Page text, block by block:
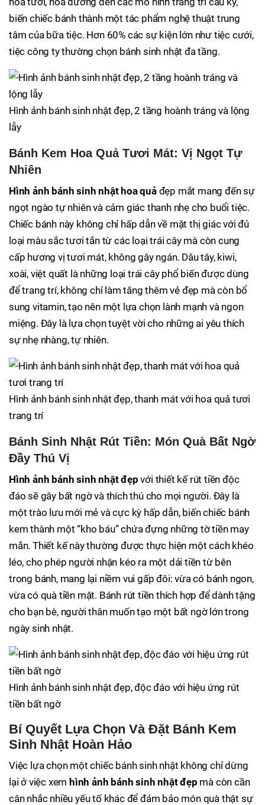
biến chiếc bánh thành một tác phẩm nghệ thuật trung
tâm của bữa tiệc. Hơn 60% các sự kiện lớn như tiệc cưới,
tiệc công ty thường chọn bánh sinh nhật đa tầng.
Hình ảnh bánh sinh nhật đẹp, 2 tầng hoành tráng và lộng
lẫy
Bánh Kem Hoa Quả Tươi Mát: Vị Ngọt Tự
Nhiên
Hình ảnh bánh sinh nhật hoa quảđẹp mắt mang đến sự
ngọt ngào tự nhiên và cảm giác thanh nhẹ cho buổi tiệc.
Chiếc bánh này không chỉ hấp dẫn về mặt thị giác với đủ
loại màu sắc tươi tắn từ các loại trái cây mà còn cung
cấp hương vị tươi mát, không gây ngán. Dâu tây, kiwi,
xoài, việt quất là những loại trái cây phổ biến được dùng
để trang trí, không chỉ làm tăng thêm vẻ đẹp mà còn bổ
sung vitamin, tạo nên một lựa chọn lành mạnh và ngon
miệng. Đây là lựa chọn tuyệt vời cho những ai yêu thích
sự nhẹ nhàng, tự nhiên.
Hình ảnh bánh sinh nhật đẹp, thanh mát với hoa quả tươi
trang trí
Bánh Sinh Nhật Rút Tiền: Món Quà Bất Ngờ
Đầy Thú Vị
Hình ảnh bánh sinh nhật đẹp với thiết kế rút tiền độc
đáo sẽ gây bất ngờ và thích thú cho mọi người. Đây là
một trào lưu mới mẻ và cực kỳ hấp dẫn, biến chiếc bánh
kem thành một “kho báu” chứa đựng những tờ tiền may
mắn. Thiết kế này thường được thực hiện một cách khéo
léo, cho phép người nhận kéo ra một dải tiền từ bên
trong bánh, mang lại niềm vui gấp đôi: vừa có bánh ngon,
vừa có quà tiền mặt. Bánh rút tiền thích hợp để dành tặng
cho bạn bè, người thân muốn tạo một bất ngờ lớn trong
ngày sinh nhật.
Hình ảnh bánh sinh nhật đẹp, độc đáo với hiệu ứng rút
tiền bất ngờ
Bí Quyết Lựa Chọn Và Đặt Bánh Kem
Sinh Nhật Hoàn Hảo
Việc lựa chọn một chiếc bánh sinh nhật không chỉ dừng
lại ở việc xem hình ảnh bánh sinh nhật đẹp mà còn cần
cân nhắc nhiều yếu tố khác để đảm bảo món quà thật sự